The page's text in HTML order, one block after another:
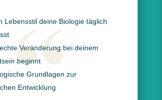
Lebensstil deine Biologie täglich
Veränderung bei deinem
beginnt
Grundlagen zur
Entwicklung